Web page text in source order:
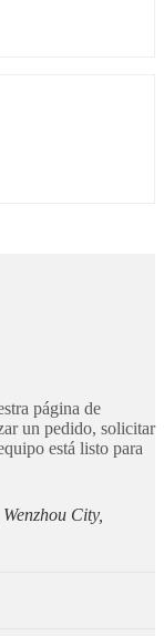
página de
un pedido, solicitar
está listo para
City,